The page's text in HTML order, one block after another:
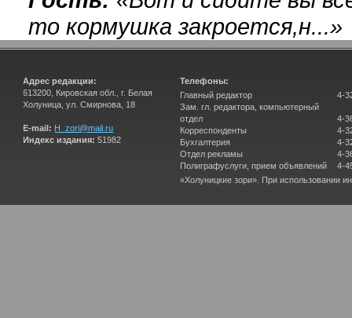
то кормушка закроется,н...»
Адрес редакции:
613200, Кировская обл., г. Белая
Холуница, ул. Смирнова, 18
E-mail: H_zori@mail.ru
Индекс издания: 51982
Телефоны:
Главный редактор
Зам. гл. редактора, компьютерный
отдел
Корреспонденты
Бухгалтерия
Отдел рекламы
Полиграфуслуги, прием объявлений
4-
4-
4-
4-
4-
4-
«Холуницкие зори». При использовании